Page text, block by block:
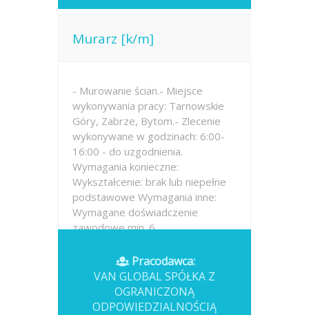
Murarz [k/m]
- Murowanie ścian.- Miejsce
wykonywania pracy: Tarnowskie
Góry, Zabrze, Bytom.- Zlecenie
wykonywane w godzinach: 6:00-
16:00 - do uzgodnienia.
Wymagania konieczne:
Wykształcenie: brak lub niepełne
podstawowe Wymagania inne:
Wymagane doświadczenie
zawodowe min. 6...
Opublikowano: wczoraj
Pracodawca:
VAN GLOBAL SPÓŁKA Z
OGRANICZONĄ
ODPOWIEDZIALNOŚCIĄ